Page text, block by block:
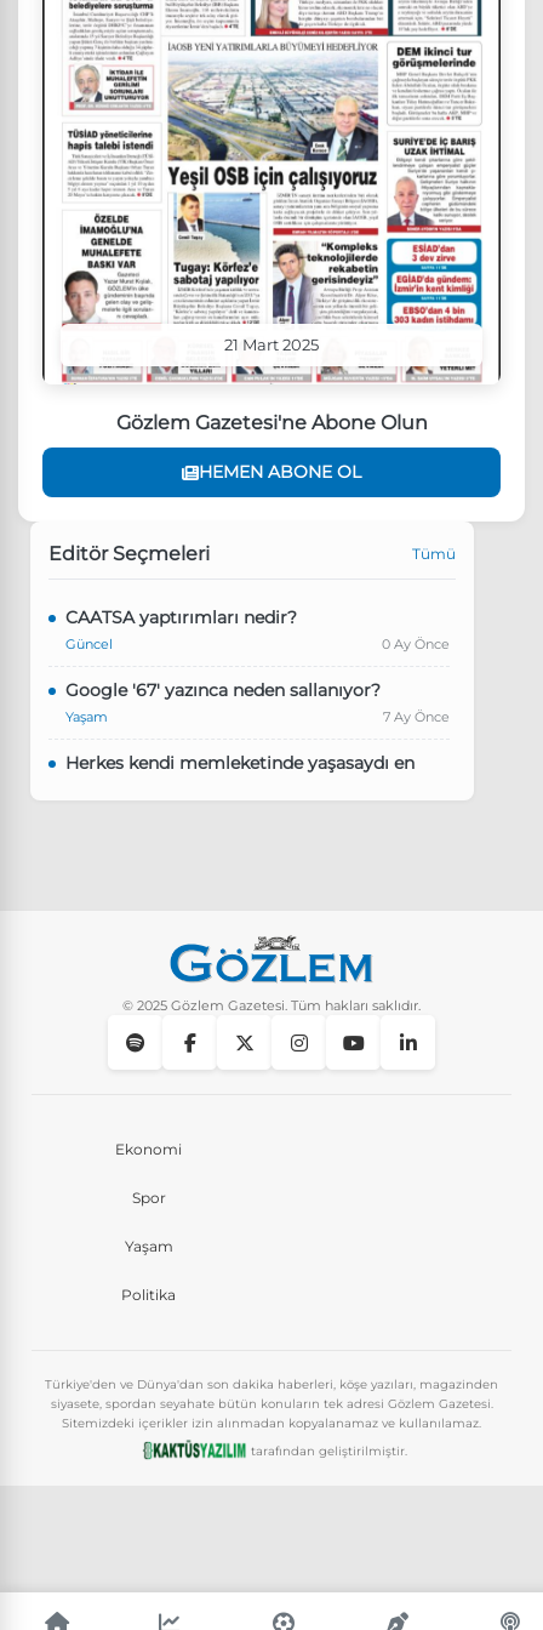
21 Mart 2025
Gözlem Gazetesi'ne Abone Olun
HEMEN ABONE OL
Editör Seçmeleri Tümü
CAATSA yaptırımları nedir?
Güncel 0 Ay Önce
Google '67' yazınca neden sallanıyor?
Yaşam 7 Ay Önce
Herkes kendi memleketinde yaşasaydı en
Instagram’da keşfet nasıl temizlenir?
© 2025 Gözlem Gazetesi. Tüm hakları saklıdır.
Ekonomi
Spor
Yaşam
Politika
Türkiye'den ve Dünya'dan son dakika haberleri, köşe yazıları, magazinden
siyasete, spordan seyahate bütün konuların tek adresi Gözlem Gazetesi.
Sitemizdeki içerikler izin alınmadan kopyalanamaz ve kullanılamaz.
tarafından geliştirilmiştir.